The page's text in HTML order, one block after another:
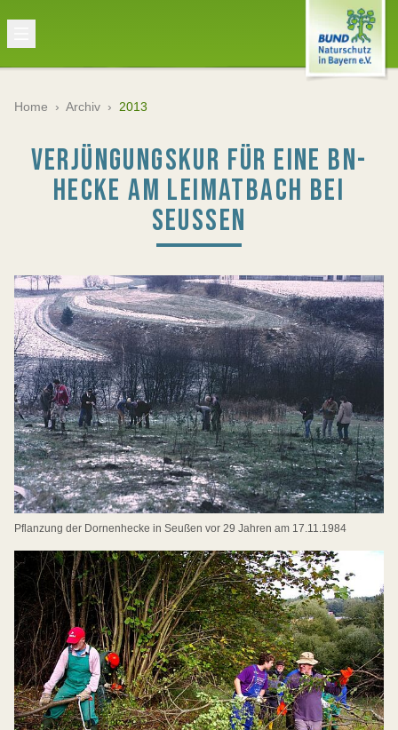
Home › Archiv › 2013
VERJÜNGUNGSKUR FÜR EINE BN-
HECKE AM LEIMATBACH BEI
SEUSSEN
Pflanzung der Dornenhecke in Seußen vor 29 Jahren am 17.11.1984